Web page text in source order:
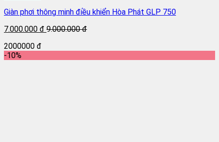
Giàn phơi thông minh điều khiển Hòa Phát GLP 750
7.000.000 đ 9.000.000 đ
2000000 đ
-10%